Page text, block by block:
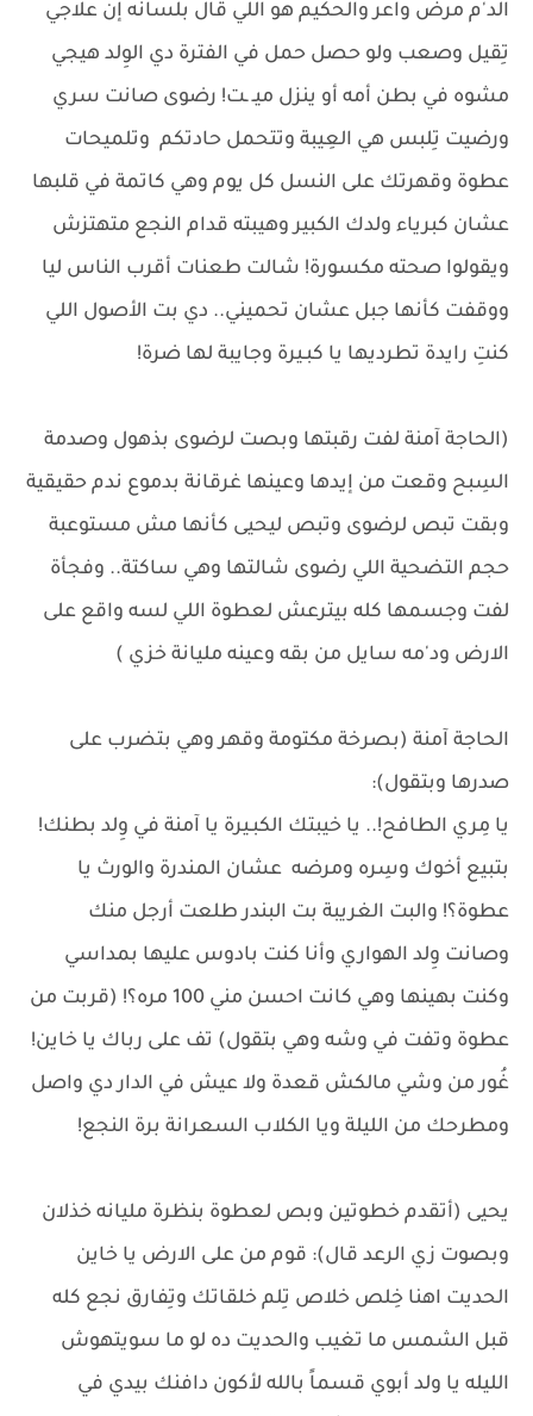
الد'م مرض واعر والحكيم هو اللي قال بلسانه إن علاجي
تِقيل وصعب ولو حصل حمل في الفترة دي الوِلد هيجي
مشوه في بطن أمه أو ينزل ميـ ـت! رضوى صانت سري
ورضيت تِلبس هي العِيبة وتتحمل حادتكم وتلميحات
عطوة وقهرتك على النسل كل يوم وهي كاتمة في قلبها
عشان كبرياء ولدك الكبير وهيبته قدام النجع متهتزش
ويقولوا صحته مكسورة! شالت طعنات أقرب الناس ليا
ووقفت كأنها جبل عشان تحميني.. دي بت الأصول اللي
كنتِ رايدة تطرديها يا كبـيرة وجايبة لها ضرة!
(الحاجة آمنة لفت رقبتها وبصت لرضوى بذهول وصدمة
السِبح وقعت من إيدها وعينها غرقانة بدموع ندم حقيقية
وبقت تبص لرضوى وتبص ليحيى كأنها مش مستوعبة
حجم التضحية اللي رضوى شالتها وهي ساكتة.. وفجأة
لفت وجسمها كله بيترعش لعطوة اللي لسه واقع على
الارض ود'مه سايل من بقه وعينه مليانة خزي )
الحاجة آمنة (بصرخة مكتومة وقهر وهي بتضرب على
صدرها وبتقول):
يا مِري الطافح!.. يا خيبتك الكبـيرة يا آمنة في وِلد بطنك!
بتبيع أخوك وسِره ومرضه عشان المندرة والورث يا
عطوة؟! والبت الغريبة بت البندر طلعت أرجل منك
وصانت وِلد الهواري وأنا كنت بادوس عليها بمداسي
وكنت بهينها وهي كانت احسن مني 100 مره؟! (قربت من
عطوة وتفت في وشه وهي بتقول) تف على رباك يا خاين!
غُور من وشي مالكش قعدة ولا عيش في الدار دي واصل
ومطرحك من الليلة ويا الكلاب السعرانة برة النجع!
يحيى (أتقدم خطوتين وبص لعطوة بنظرة مليانه خذلان
وبصوت زي الرعد قال): قوم من على الارض يا خاين
الحديت اهنا خِلص خلاص تِلم خلقاتك وتِفارق نجع كله
قبل الشمس ما تغيب والحديت ده لو ما سويتهوش
الليله يا ولد أبوي قسماً بالله لأكون دافنك بيدي في